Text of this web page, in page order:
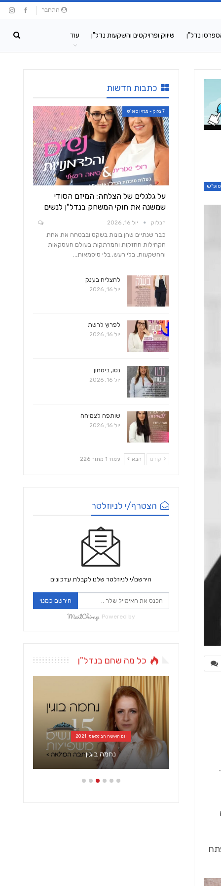
התחבר
נדל"ן שיווק ופרויקטים והשקעות נדל"ן עוד
כתבות חדשות
7 בלוק - מגזין סופ"ש
על גלגלים של הצלחה: המיזם הסודי
שמשנה את חוקי המשחק בנדל"ן לנשים
הבלוק יול 16, 2026
כבר שנתיים שהן בונות בשקט ובבטחה את אחת
הקהילות החזקות והמרתקות בעולם העסקאות
וההשקעות. בלי רעש, בלי סיסמאות…
להצליח בענק
יול 16, 2026
לפרוץ לרשת
יול 16, 2026
נטו, ביטחון
יול 16, 2026
שותפה לצמיחה
יול 16, 2026
קודם הבא עמוד 1 מתוך 226
הצטרף/י לניוזלטר
הירשם/י לניוזלטר שלנו לקבלת עדכונים
הירשם כמנוי
Powered by
כל מה שחם בנדל"ן
יום האישה הבינלאומי 2021
נחמה בוגין